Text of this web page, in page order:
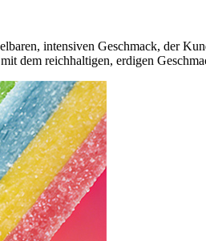
intensiven Geschmack, der
dem reichhaltigen, erdigen